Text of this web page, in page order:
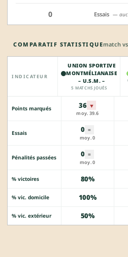
0 Essais —
COMPARATIF STATISTIQUEmatch
INDICATEUR
UNION SPORTIVE
MONTMÉLIANAISE
– U.S.M. –
5 MATCHS JOUÉS
Points marqués 36 ▼
moy. 39.6
Essais 0 =
moy. 0
Pénalités passées 0 =
moy. 0
% victoires 80%
% vic. domicile 100%
% vic. extérieur 50%